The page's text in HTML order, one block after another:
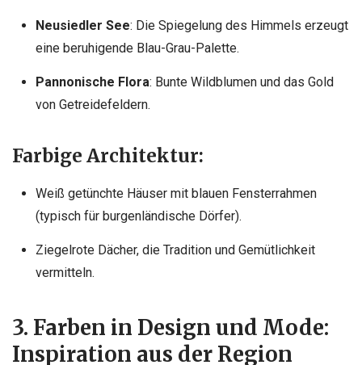
Neusiedler See: Die Spiegelung des Himmels erzeugt
eine beruhigende Blau-Grau-Palette.
Pannonische Flora: Bunte Wildblumen und das Gold
von Getreidefeldern.
Farbige Architektur:
Weiß getünchte Häuser mit blauen Fensterrahmen
(typisch für burgenländische Dörfer).
Ziegelrote Dächer, die Tradition und Gemütlichkeit
vermitteln.
3. Farben in Design und Mode:
Inspiration aus der Region